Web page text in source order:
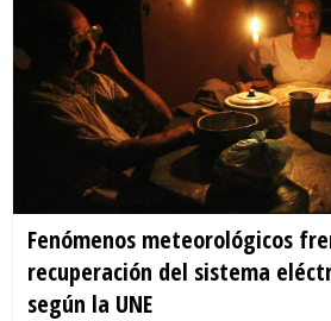
Fenómenos meteorológicos
recuperación del sistema
según la UNE